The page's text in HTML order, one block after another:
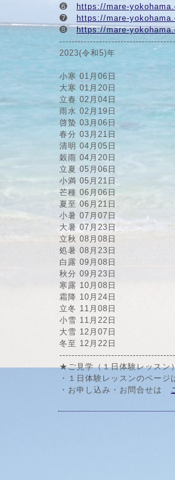
❻
https://mare-
❼
https://mare-
❽https://mare-
2023(令和5)年
小寒 01月06日
大寒 01月20日
立春 02月04日
雨水 02月19日
啓蟄 03月06日
春分 03月21日
清明 04月05日
穀雨 04月20日
立夏 05月06日
小満 05月21日
芒種 06月06日
夏至 06月21日
小暑 07月07日
大暑 07月23日
立秋 08月08日
処暑 08月23日
白露 09月08日
秋分 09月23日
寒露 10月08日
霜降 10月24日
立冬 11月08日
小雪 11月22日
大雪 12月07日
冬至 12月22日
★ご見学（１日体験レッスン
・１日体験レッスンのペー
・お申し込み・お問合せは